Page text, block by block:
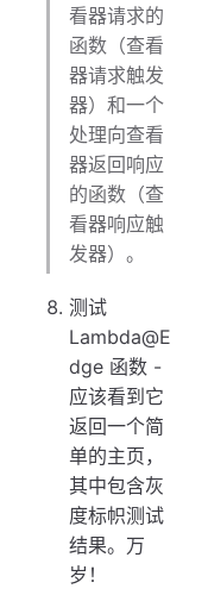
看器请求的
函数（查看
器请求触发
器）和一个
处理向查看
器返回响应
的函数（查
看器响应触
发器）。
测试
Lambda@E
dge 函数 -
应该看到它
返回一个简
单的主页，
其中包含灰
度标帜测试
结果。万
岁！